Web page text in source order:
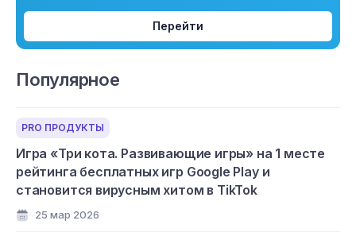
Перейти
Популярное
PRO ПРОДУКТЫ
Игра «Три кота. Развивающие игры» на 1 месте
рейтинга бесплатных игр Google Play и
становится вирусным хитом в TikTok
25 мар 2026